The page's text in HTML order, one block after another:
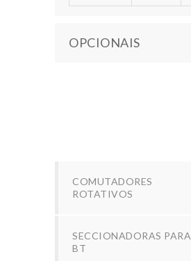
OPCIONAIS
COMUTADORES
ROTATIVOS
SECCIONADORAS PARA
BT